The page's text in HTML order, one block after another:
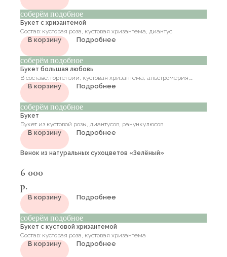
соберём подобное
Букет с хризантемой
Состав: кустовая роза, кустовая хризантема, диантус
В корзину Подробнее
соберём подобное
Букет большая любовь
В составе: гортензии, кустовая хризантема, альстромерия,
ароматная матиолла, эустома (лизиантус), ранункулюс,
пионовидные розы, эвкалипт
В корзину Подробнее
соберём подобное
Букет
Букет из кустовой розы, диантусов, ранункулюсов
В корзину Подробнее
Венок из натуральных сухоцветов «Зелёный»
6 000
р.
В корзину Подробнее
соберём подобное
Букет с кустовой хризантемой
Состав: кустовая роза, кустовая хризантема
В корзину Подробнее